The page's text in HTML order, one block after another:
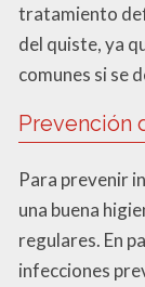
tratamiento
del quiste, ya
comunes si se
Prevención
Para prevenir
una buena
regulares. En
infecciones